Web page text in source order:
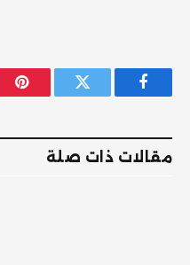
فيسبوك تويتر
مقالات ذات صلة